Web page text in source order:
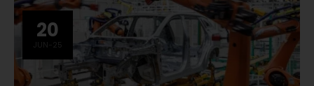
20
JUN-25